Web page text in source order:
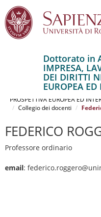
principale
Dottorato in
IMPRESA,
DEI DIRITTI
EUROPEA
AUTONOMIA PRIVATA,
PROSPETTIVA EUROPEA ED
Collegio dei docenti
FEDERICO
Professore ordinario
email: